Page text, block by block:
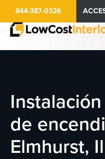
contenido
844-387-0326
de
Elmhurst,